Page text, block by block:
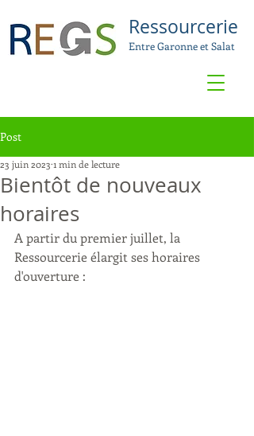
Ressourcerie
Entre Garonne et Salat
Post
Bientôt de nouveaux
horaires
23 juin 2023 1 min de lecture
A partir du premier juillet, la
Ressourcerie élargit ses horaires
d'ouverture :